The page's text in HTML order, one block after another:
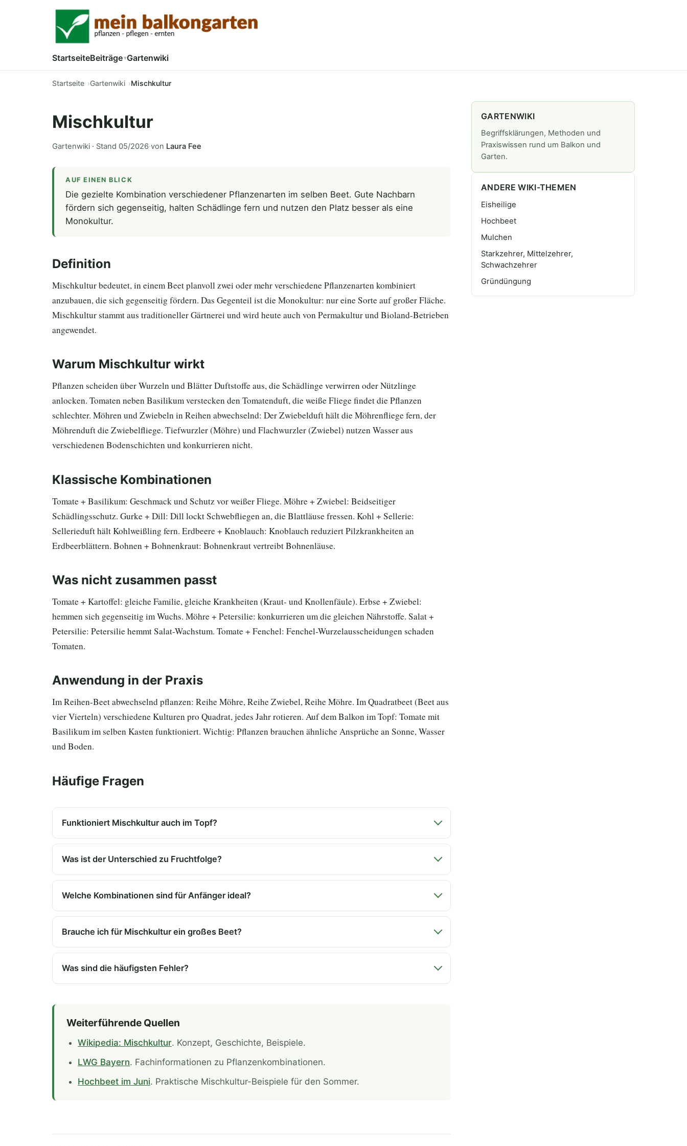
StartseiteBeiträge Gartenwiki
Startseite Gartenwiki Mischkultur
Mischkultur
Gartenwiki · Stand 05/2026·von Laura Fee
AUF EINEN BLICK
Die gezielte Kombination verschiedener Pflanzenarten im selben Beet. Gute Nachbarn
fördern sich gegenseitig, halten Schädlinge fern und nutzen den Platz besser als eine
Monokultur.
Definition
Mischkultur bedeutet, in einem Beet planvoll zwei oder mehr verschiedene Pflanzenarten kombiniert
anzubauen, die sich gegenseitig fördern. Das Gegenteil ist die Monokultur: nur eine Sorte auf großer Fläche.
Mischkultur stammt aus traditioneller Gärtnerei und wird heute auch von Permakultur und Bioland-Betrieben
angewendet.
Warum Mischkultur wirkt
Pflanzen scheiden über Wurzeln und Blätter Duftstoffe aus, die Schädlinge verwirren oder Nützlinge
anlocken. Tomaten neben Basilikum verstecken den Tomatenduft, die weiße Fliege findet die Pflanzen
schlechter. Möhren und Zwiebeln in Reihen abwechselnd: Der Zwiebelduft hält die Möhrenfliege fern, der
Möhrenduft die Zwiebelfliege. Tiefwurzler (Möhre) und Flachwurzler (Zwiebel) nutzen Wasser aus
verschiedenen Bodenschichten und konkurrieren nicht.
Klassische Kombinationen
Tomate + Basilikum: Geschmack und Schutz vor weißer Fliege. Möhre + Zwiebel: Beidseitiger
Schädlingsschutz. Gurke + Dill: Dill lockt Schwebfliegen an, die Blattläuse fressen. Kohl + Sellerie:
Sellerieduft hält Kohlweißling fern. Erdbeere + Knoblauch: Knoblauch reduziert Pilzkrankheiten an
Erdbeerblättern. Bohnen + Bohnenkraut: Bohnenkraut vertreibt Bohnenläuse.
Was nicht zusammen passt
Tomate + Kartoffel: gleiche Familie, gleiche Krankheiten (Kraut- und Knollenfäule). Erbse + Zwiebel:
hemmen sich gegenseitig im Wuchs. Möhre + Petersilie: konkurrieren um die gleichen Nährstoffe. Salat +
Petersilie: Petersilie hemmt Salat-Wachstum. Tomate + Fenchel: Fenchel-Wurzelausscheidungen schaden
Tomaten.
Anwendung in der Praxis
Im Reihen-Beet abwechselnd pflanzen: Reihe Möhre, Reihe Zwiebel, Reihe Möhre. Im Quadratbeet (Beet aus
vier Vierteln) verschiedene Kulturen pro Quadrat, jedes Jahr rotieren. Auf dem Balkon im Topf: Tomate mit
Basilikum im selben Kasten funktioniert. Wichtig: Pflanzen brauchen ähnliche Ansprüche an Sonne, Wasser
und Boden.
Häufige Fragen
Funktioniert Mischkultur auch im Topf?
Was ist der Unterschied zu Fruchtfolge?
Welche Kombinationen sind für Anfänger ideal?
Brauche ich für Mischkultur ein großes Beet?
Was sind die häufigsten Fehler?
Weiterführende Quellen
Wikipedia: Mischkultur. Konzept, Geschichte, Beispiele.
LWG Bayern. Fachinformationen zu Pflanzenkombinationen.
Hochbeet im Juni. Praktische Mischkultur-Beispiele für den Sommer.
GARTENWIKI
Begriffsklärungen, Methoden und
Praxiswissen rund um Balkon und
Garten.
ANDERE WIKI-THEMEN
Eisheilige
Hochbeet
Mulchen
Starkzehrer, Mittelzehrer,
Schwachzehrer
Gründüngung